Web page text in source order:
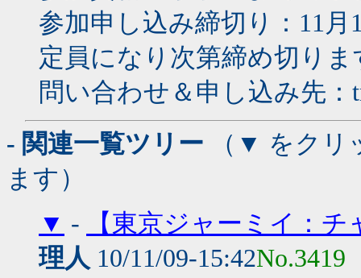
参加申し込み締切り：11月
定員になり次第締め切り
問い合わせ＆申し込み先：
- 関連一覧ツリー （▼ をクリ
ます）
▼ -
【東京ジャーミイ：
理人 10/11/09-15:42No.3419